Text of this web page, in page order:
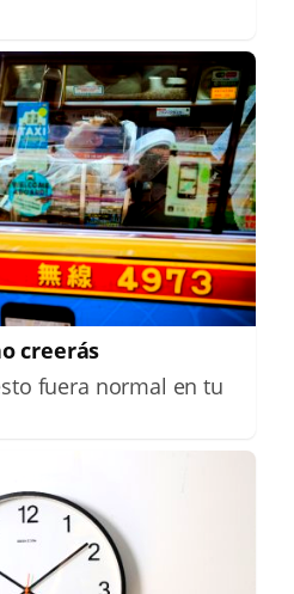
creerás
fuera normal en tu